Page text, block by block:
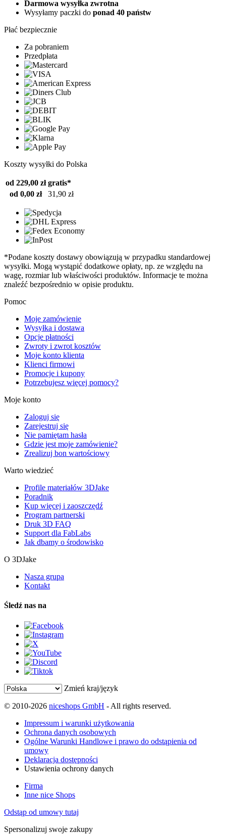
Darmowa wysyłka zwrotna
Wysyłamy paczki do ponad 40 państw
Płać bezpiecznie
Za pobraniem
Przedpłata
Koszty wysyłki do Polska
od 229,00 zł gratis*
od 0,00 zł
31,90 zł
*Podane koszty dostawy obowiązują w przypadku standardowej
wysyłki. Mogą wystąpić dodatkowe opłaty, np. ze względu na
wagę, rozmiar lub właściwości produktów. Informacje te można
znaleźć bezpośrednio w opisie produktu.
Pomoc
Moje zamówienie
Wysyłka i dostawa
Opcje płatności
Zwroty i zwrot kosztów
Moje konto klienta
Klienci firmowi
Promocje i kupony
Potrzebujesz więcej pomocy?
Moje konto
Zaloguj się
Zarejestruj się
Nie pamiętam hasła
Gdzie jest moje zamówienie?
Zrealizuj bon wartościowy
Warto wiedzieć
Profile materiałów 3DJake
Poradnik
Kup więcej i zaoszczędź
Program partnerski
Druk 3D FAQ
Support dla FabLabs
Jak dbamy o środowisko
O 3DJake
Nasza grupa
Kontakt
Śledź nas na
Zmień kraj/język
© 2010-2026 niceshops GmbH - All rights reserved.
Impressum i warunki użytkowania
Ochrona danych osobowych
Ogólne Warunki Handlowe i prawo do odstąpienia od
umowy
Deklaracja dostępności
Ustawienia ochrony danych
Firma
Inne nice Shops
Odstąp od umowy tutaj
Spersonalizuj swoje zakupy